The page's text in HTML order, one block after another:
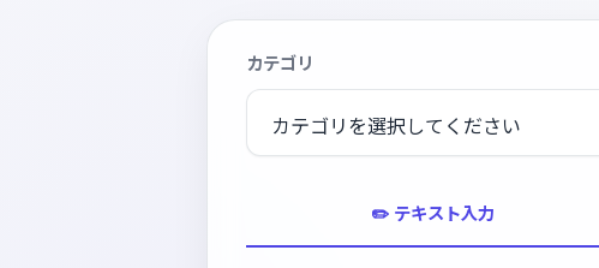
カテゴリ
✏️ テキスト入力